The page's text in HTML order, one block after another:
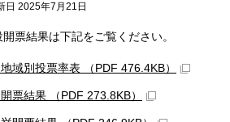
2025年7月21日
票結果は下記をご覧ください。
域別投票率表 （PDF 476.4KB）
票結果 （PDF 273.8KB）